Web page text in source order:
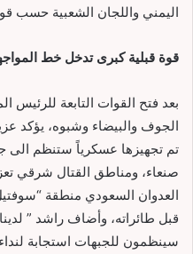
اليمني واللجان الشعبية حسب
قوة قبلية كبرى تدخل خط
بعد فتح القوات التابعة
الجوف والبيضاء وشبوه، يؤكد
تم تجهيزها عسكرياً ستنظم الى
صنعاء، ومناطق القتال شرقي
العدوان السعودي منطقة
قبل طائراته، وأضاف راشد ” لدينا
سينظمون للجبهات استجابة لنداء